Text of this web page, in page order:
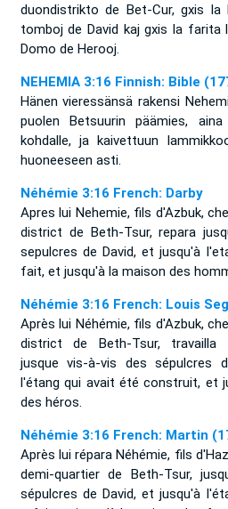
duondistrikto de Bet-Cur, gxis la
tomboj de David kaj gxis la farita
Domo de Herooj.
NEHEMIA 3:16 Finnish: Bible
Hänen vieressänsä rakensi
puolen Betsuurin päämies, aina
kohdalle, ja kaivettuun
huoneeseen asti.
Néhémie 3:16 French: Darby
Apres lui Nehemie, fils d'Azbuk,
district de Beth-Tsur, repara
sepulcres de David, et jusqu'à
fait, et jusqu'à la maison des
Néhémie 3:16 French: Louis
Après lui Néhémie, fils d'Azbuk,
district de Beth-Tsur, travailla
jusque vis-à-vis des sépulcres
l'étang qui avait été construit, et
des héros.
Néhémie 3:16 French: Martin
Après lui répara Néhémie, fils
demi-quartier de Beth-Tsur,
sépulcres de David, et jusqu'à